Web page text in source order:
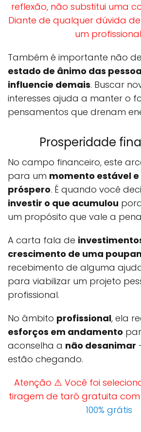
reflexão, não substitui uma
Diante de qualquer dúvida
um
Também é importante não
estado de ânimo das
influencie demais. Buscar
interesses ajuda a manter o
pensamentos que drenam
Prosperidade
No campo financeiro, este
para um momento estável
próspero. É quando você
investir o que acumulou
um propósito que vale a
A carta fala de
crescimento de uma
recebimento de alguma
para viabilizar um projeto
profissional.
No âmbito profissional, ela
esforços em andamento
aconselha a não desanimar
estão chegando.
Atenção ⚠️ Você foi
tiragem de tarô gratuita com
100% grátis